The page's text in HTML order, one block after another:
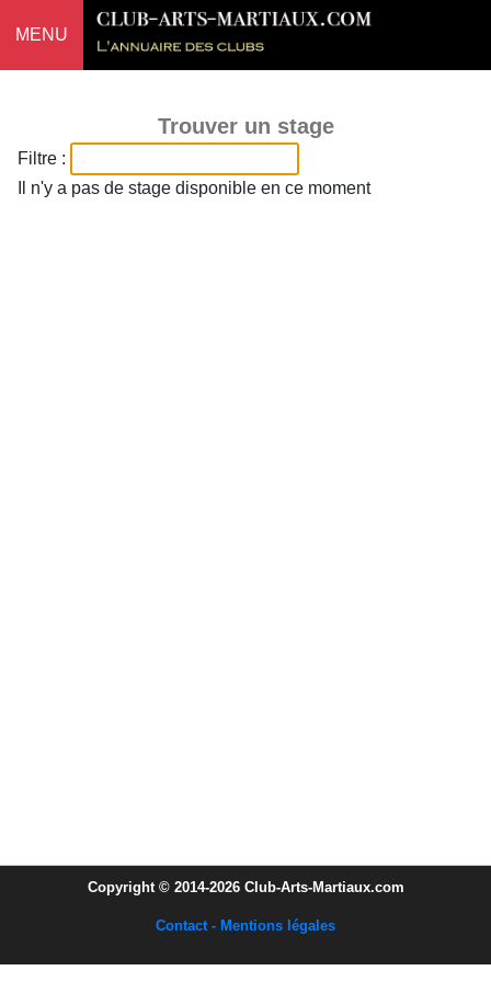
MENU
Trouver un stage
Filtre :
Il n'y a pas de stage disponible en ce moment
Copyright © 2014-2026 Club-Arts-Martiaux.com
Contact - Mentions légales